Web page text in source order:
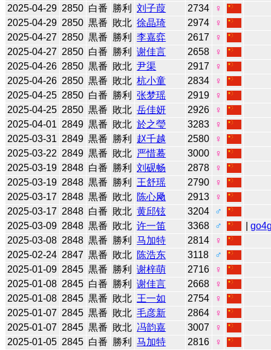
2025-04-29 2850 白番 勝利 刘子葭 2734
♀
2025-04-29 2850 黒番 敗北 徐晶琦 2974
♀
2025-04-27 2850 黒番 勝利 李嘉弈 2617
♀
2025-04-27 2850 白番 勝利 谢佳言 2658
♀
2025-04-26 2850 黒番 敗北 尹渠 2917
♀
2025-04-26 2850 黒番 敗北 杭小童 2834
♀
2025-04-25 2850 白番 勝利 张梦瑶 2919
♀
2025-04-25 2850 黒番 敗北 岳佳妍 2926
♀
2025-04-01 2849 黒番 敗北 於之瑩 3283
♀
2025-03-31 2849 黒番 勝利 赵千越 2580
♀
2025-03-22 2849 黒番 敗北 严惜蓦 3000
♀
2025-03-19 2848 白番 勝利 刘砚畅 2878
♀
2025-03-19 2848 黒番 勝利 王舒瑶 2790
♀
2025-03-17 2848 黒番 敗北 陈心飏 2913
♀
2025-03-17 2848 白番 敗北 黄邱铉 3204
♂
2025-03-09 2848 黒番 敗北 许一笛 3368 ♂ |
2025-03-08 2848 黒番 勝利 马加特 2814
♀
2025-02-24 2847 黒番 敗北 陈浩东 3118
♂
2025-01-09 2845 黒番 勝利 谢梓萌 2716
♀
2025-01-08 2845 白番 勝利 谢佳言 2668
♀
2025-01-08 2845 黒番 敗北 王一如 2754
♀
2025-01-07 2845 黒番 敗北 毛彦新 2864
♀
2025-01-07 2845 黒番 敗北 冯韵嘉 3007
♀
2025-01-05 2845 白番 勝利 马加特 2816
♀